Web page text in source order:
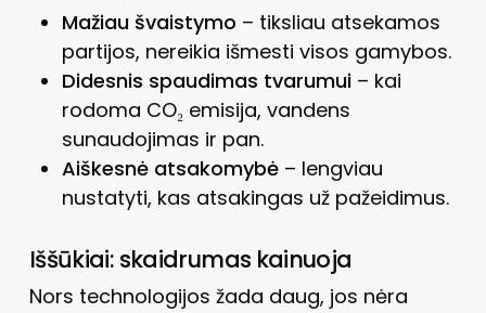
Mažiau švaistymo – tiksliau atsekamos
partijos, nereikia išmesti visos gamybos.
Didesnis spaudimas tvarumui– kai
rodoma CO₂ emisija, vandens
sunaudojimas ir pan.
Aiškesnė atsakomybė– lengviau
nustatyti, kas atsakingas už pažeidimus.
Iššūkiai: skaidrumas kainuoja
Nors technologijos žada daug, jos nėra